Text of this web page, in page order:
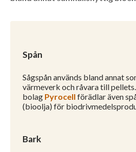
Spån
Sågspån används bland annat
värmeverk och råvara till
bolag Pyrocell förädlar även
(bioolja) för
Bark